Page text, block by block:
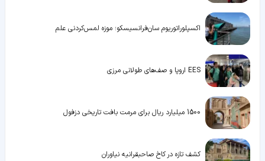
اکسپلوراتوریوم سان‌فرانسیسکو؛ موزه لمس‌کردنی علم
EES اروپا و صف‌های طولانی مرزی
1500 میلیارد ریال برای مرمت بافت تاریخی دزفول
کشف تازه در کاخ صاحبقرانیه نیاوران